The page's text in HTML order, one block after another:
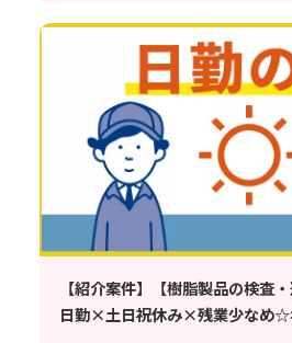
【紹介案件】【樹脂製品の検査
日勤×土日祝休み×残業少なめ